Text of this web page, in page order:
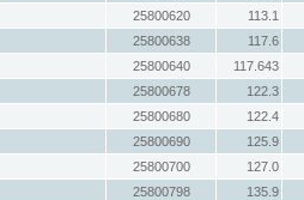
25800620
113.1
25800638
117.6
25800640
117.643
25800678
122.3
25800680
122.4
25800690
125.9
25800700
127.0
25800798
135.9